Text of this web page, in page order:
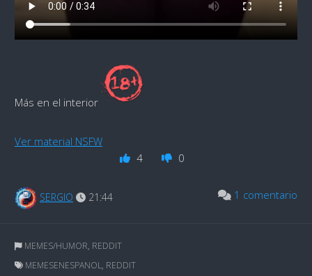
Más en el interior
Ver material NSFW
4
0
SERGIO 21:44 1 comentario
MEMES/HUMOR, REDDIT
MEMESENESPANOL, REDDIT